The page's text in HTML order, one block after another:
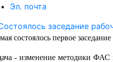
Эл. почта
состоялось первое
- изменение методики